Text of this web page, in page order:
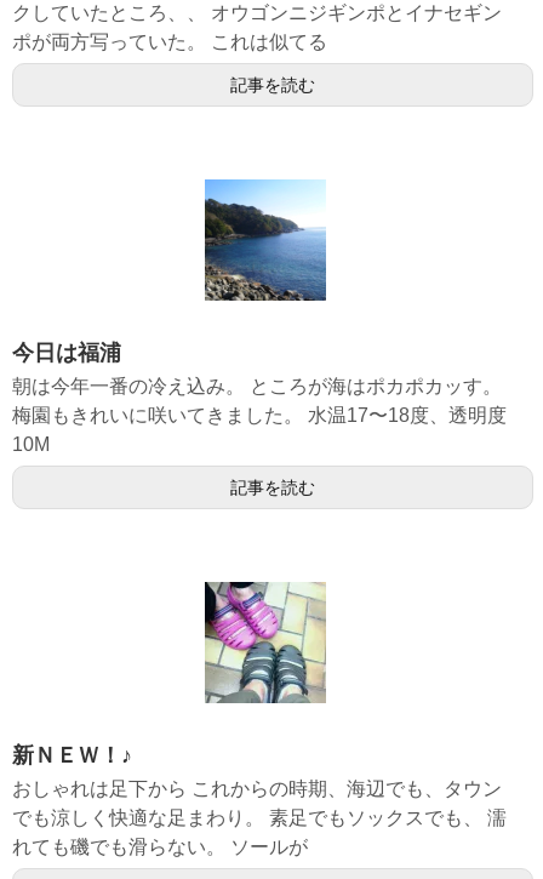
クしていたところ、、 オウゴンニジギンポとイナセギン
ポが両方写っていた。 これは似てる
記事を読む
今日は福浦
朝は今年一番の冷え込み。 ところが海はポカポカッす。
梅園もきれいに咲いてきました。 水温17〜18度、透明度
10M
記事を読む
新ＮＥＷ！♪
おしゃれは足下から これからの時期、海辺でも、タウン
でも涼しく快適な足まわり。 素足でもソックスでも、 濡
れても磯でも滑らない。 ソールが